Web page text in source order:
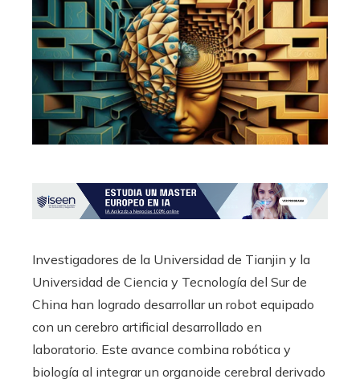
Investigadores de la Universidad de Tianjin y la
Universidad de Ciencia y Tecnología del Sur de
China han logrado desarrollar un robot equipado
con un cerebro artificial desarrollado en
laboratorio. Este avance combina robótica y
biología al integrar un organoide cerebral derivado